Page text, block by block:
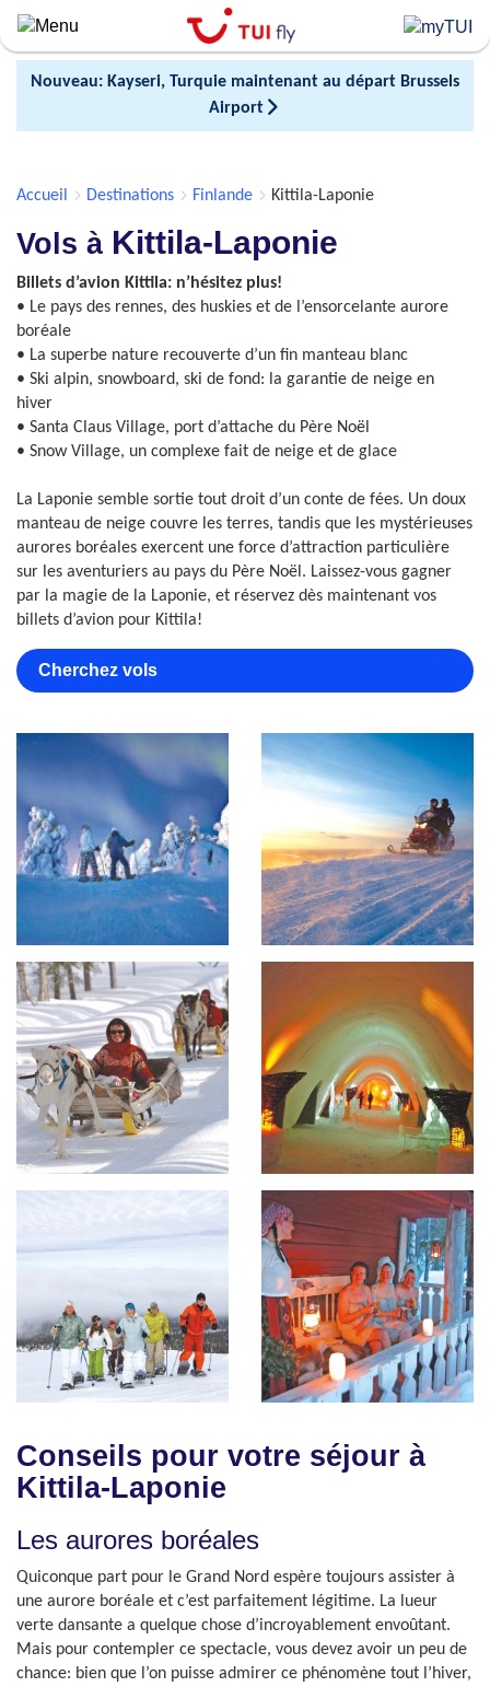
Skip
to
main
contentNouveau: Kayseri, Turquie maintenant au départ Brussels
Airport
Accueil Destinations Finlande Kittila-Laponie
Vols à Kittila-Laponie
Billets d’avion Kittila: n’hésitez plus!
• Le pays des rennes, des huskies et de l’ensorcelante aurore
boréale
• La superbe nature recouverte d’un fin manteau blanc
• Ski alpin, snowboard, ski de fond: la garantie de neige en
hiver
• Santa Claus Village, port d’attache du Père Noël
• Snow Village, un complexe fait de neige et de glace
La Laponie semble sortie tout droit d’un conte de fées. Un doux
manteau de neige couvre les terres, tandis que les mystérieuses
aurores boréales exercent une force d’attraction particulière
sur les aventuriers au pays du Père Noël. Laissez-vous gagner
par la magie de la Laponie, et réservez dès maintenant vos
billets d’avion pour Kittila!
Cherchez vols
Conseils pour votre séjour à
Kittila-Laponie
Les aurores boréales
Quiconque part pour le Grand Nord espère toujours assister à
une aurore boréale et c’est parfaitement légitime. La lueur
verte dansante a quelque chose d’incroyablement envoûtant.
Mais pour contempler ce spectacle, vous devez avoir un peu de
chance: bien que l’on puisse admirer ce phénomène tout l’hiver,